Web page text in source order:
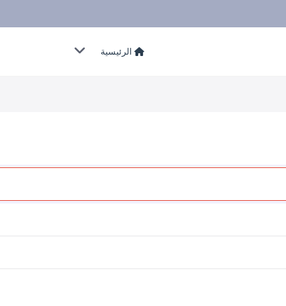
الرئيسية